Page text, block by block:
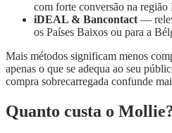
com forte conversão na
iDEAL & Bancontact —
os Países Baixos ou para a
Mais métodos significam menos
apenas o que se adequa ao seu
compra sobrecarregada confunde
Quanto custa o